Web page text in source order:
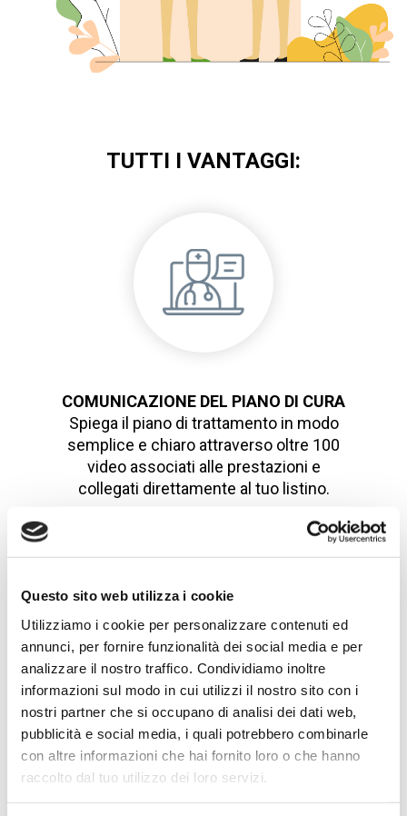
Questo sito web utilizza i cookie
Utilizziamo i cookie per personalizzare contenuti ed
annunci, per fornire funzionalità dei social media e per
analizzare il nostro traffico. Condividiamo inoltre
informazioni sul modo in cui utilizzi il nostro sito con i
nostri partner che si occupano di analisi dei dati web,
pubblicità e social media, i quali potrebbero combinarle
con altre informazioni che hai fornito loro o che hanno
raccolto dal tuo utilizzo dei loro servizi.
TUTTI I VANTAGGI:
COMUNICAZIONE DEL PIANO DI CURA
Spiega il piano di trattamento in modo
semplice e chiaro attraverso oltre 100
video associati alle prestazioni e
collegati direttamente al tuo listino.
AUMENTA LA FIDELIZZAZIONE
Costruisci e consolida il rapporto di
fiducia medico-paziente grazie ad una